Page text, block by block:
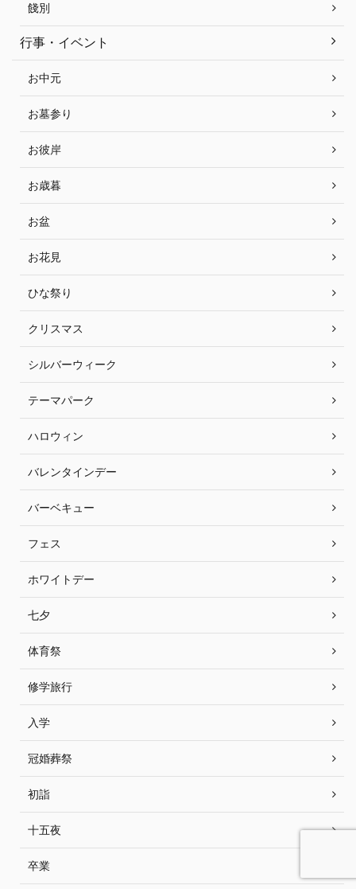
餞別
行事・イベント
お中元
お墓参り
お彼岸
お歳暮
お盆
お花見
ひな祭り
クリスマス
シルバーウィーク
テーマパーク
ハロウィン
バレンタインデー
バーベキュー
フェス
ホワイトデー
七夕
体育祭
修学旅行
入学
冠婚葬祭
初詣
十五夜
卒業